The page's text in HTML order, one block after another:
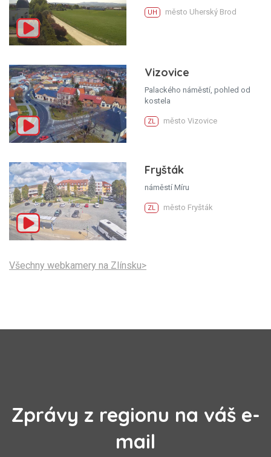
UH město Uherský Brod
Vizovice
Palackého náměstí, pohled od
kostela
ZL město Vizovice
Fryšták
náměstí Míru
ZL město Fryšták
Všechny webkamery na Zlínsku>
Zprávy z regionu na váš e-
mail